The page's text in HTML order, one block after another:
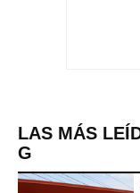
LAS MÁS
G